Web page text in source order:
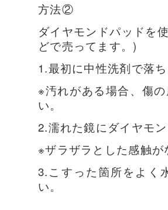
方法②
ダイヤモンドパッドを
どで売ってます。)
1.最初に中性洗剤で落
※汚れがある場合、傷
い。
2.濡れた鏡にダイヤモ
※ザラザラとした感触
3.こすった箇所をよく
い。